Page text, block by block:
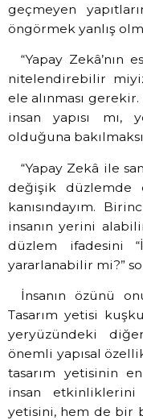
geçmeyen
öngörmek yanlış
“Yapay
nitelendirebilir
ele alınması
insan yapısı mı,
olduğuna
“Yapay Zekâ ile
değişik düzlemde
kanısındayım.
insanın yerini
düzlem ifadesini
yararlanabilir mi?”
İnsanın özünü
Tasarım yetisi
yeryüzündeki
önemli yapısal
tasarım yetisinin
insan
yetisini, hem de bir